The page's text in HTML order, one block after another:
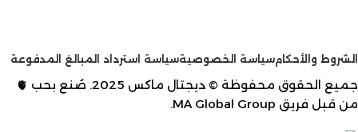
الشروط والأحكامسياسة الخصوصيةسياسة استرداد المبالغ المدفوعة
جميع الحقوق محفوظة © ديجتال ماكس 2025. صُنع بحب 🫀
من قبل فريق MA Global Group
.